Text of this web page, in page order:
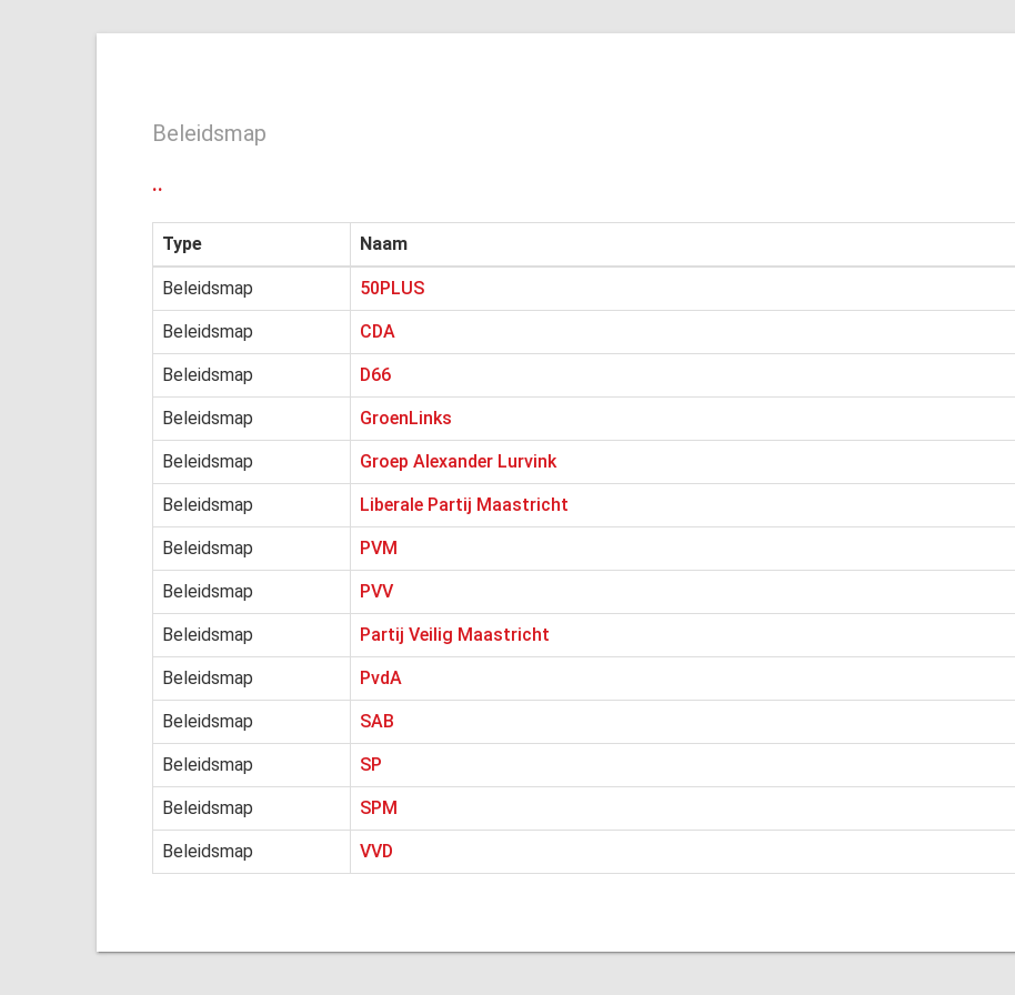
Beleidsmap
..
Type Naam
Beleidsmap 50PLUS
Beleidsmap CDA
Beleidsmap D66
Beleidsmap GroenLinks
Beleidsmap Groep Alexander Lurvink
Beleidsmap Liberale Partij Maastricht
Beleidsmap PVM
Beleidsmap PVV
Beleidsmap Partij Veilig Maastricht
Beleidsmap PvdA
Beleidsmap SAB
Beleidsmap SP
Beleidsmap SPM
Beleidsmap VVD